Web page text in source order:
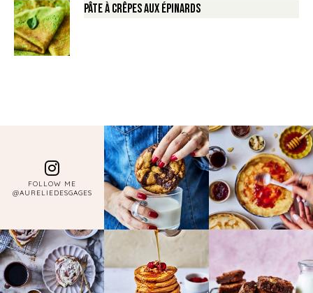
Pâte à crêpes aux épinards
FOLLOW ME
@AURELIEDESGAGES